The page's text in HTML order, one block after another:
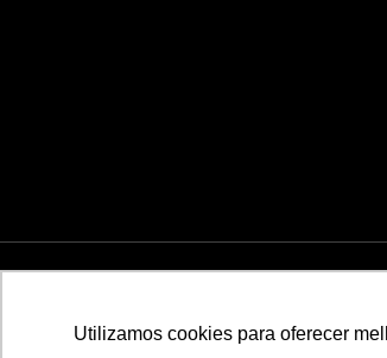
Utilizamos cookies para oferecer
© 2026 Todos os direitos reservados |